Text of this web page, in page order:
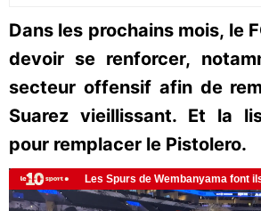
Dans les prochains mois, le
devoir se renforcer,
secteur offensif afin de
Suarez vieillissant. Et la
pour remplacer le Pistolero.